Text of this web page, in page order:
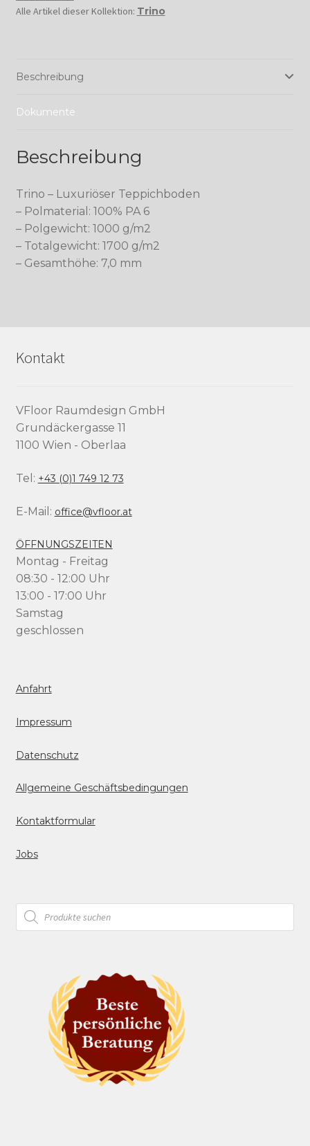
Alle Artikel dieser Kollektion: Trino
Beschreibung
Dokumente
Beschreibung
Trino – Luxuriöser Teppichboden
– Polmaterial: 100% PA 6
– Polgewicht: 1000 g/m2
– Totalgewicht: 1700 g/m2
– Gesamthöhe: 7,0 mm
Kontakt
VFloor Raumdesign GmbH
Grundäckergasse 11
1100 Wien - Oberlaa
Tel: +43 (0)1 749 12 73
E-Mail: office@vfloor.at
ÖFFNUNGSZEITEN
Montag - Freitag
08:30 - 12:00 Uhr
13:00 - 17:00 Uhr
Samstag
geschlossen
Anfahrt
Impressum
Datenschutz
Allgemeine Geschäftsbedingungen
Kontaktformular
Jobs
Products
search